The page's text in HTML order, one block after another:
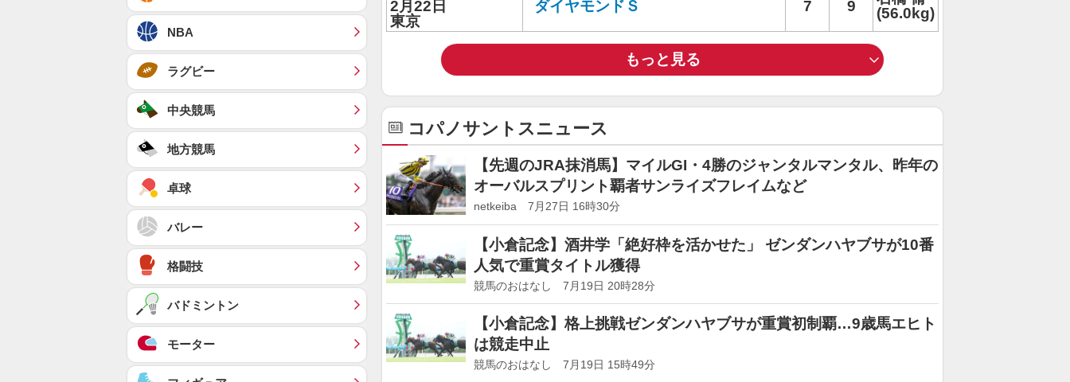
2月22日
東京
ダイヤモンドＳ 7 9
(56.0kg)
もっと見る
コパノサントスニュース
【先週のJRA抹消馬】マイルGI・4勝のジャンタルマンタル、昨年の
オーバルスプリント覇者サンライズフレイムなど
netkeiba 7月27日 16時30分
【小倉記念】酒井学「絶好枠を活かせた」 ゼンダンハヤブサが10番
人気で重賞タイトル獲得
競馬のおはなし 7月19日 20時28分
【小倉記念】格上挑戦ゼンダンハヤブサが重賞初制覇…9歳馬エヒト
は競走中止
競馬のおはなし 7月19日 15時49分
NBA
ラグビー
中央競馬
地方競馬
卓球
バレー
格闘技
バドミントン
モーター